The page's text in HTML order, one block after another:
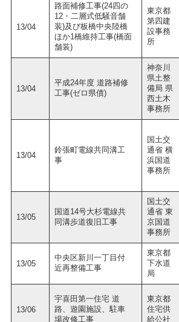
13/04
路面補修工事(24四の
12・二層式低騒音舗
装)及び板橋中央陸橋
ほか1橋維持工事(橋面
舗装)
東京都
第四建
設事務
所
13/04
平成24年度 道路補修
工事(ゼロ県債)
神奈川
県土整
備局 県
西土木
事務所
13/04
鈴張町電線共同溝工
事
国土交
通省 横
浜国道
事務所
13/05
国道14号大杉電線共
同溝歩道復旧工事
国土交
通省 東
京国道
事務所
13/05
中央区新川一丁目付
近再整備工事
東京都
下水道
局
13/06
宇喜田第一住宅 道
路、遊園施設、駐車
場改修工事
東京都
住宅供
給公社